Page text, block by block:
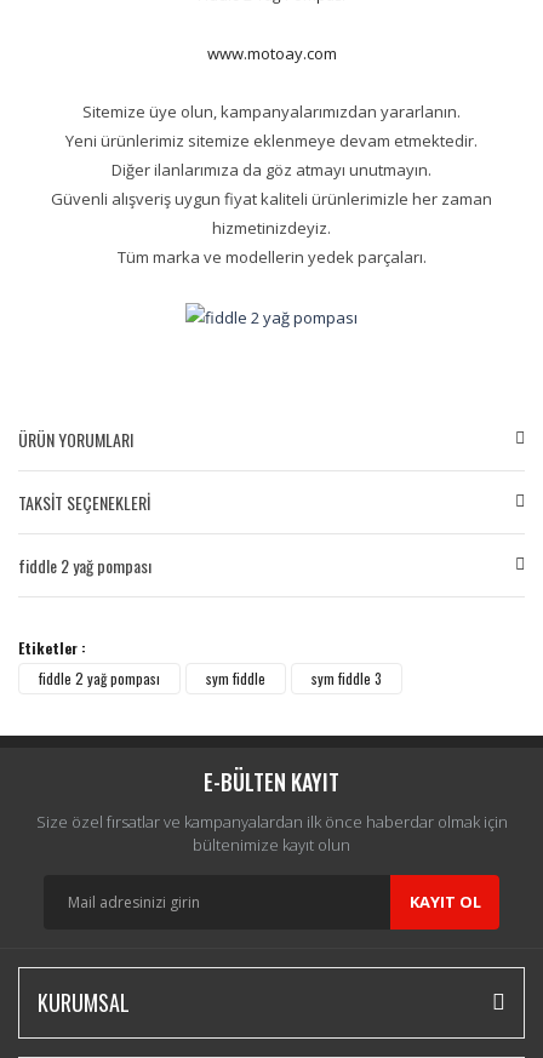
www.motoay.com
Sitemize üye olun, kampanyalarımızdan yararlanın.
Yeni ürünlerimiz sitemize eklenmeye devam etmektedir.
Diğer ilanlarımıza da göz atmayı unutmayın.
Güvenli alışveriş uygun fiyat kaliteli ürünlerimizle her zaman
hizmetinizdeyiz.
Tüm marka ve modellerin yedek parçaları.
ÜRÜN YORUMLARI
Yorum Yaz
TAKSİT SEÇENEKLERİ
fiddle 2 yağ pompası
Etiketler :
fiddle 2 yağ pompası
sym fiddle sym fiddle 3
E-BÜLTEN KAYIT
Size özel fırsatlar ve kampanyalardan ilk önce haberdar olmak için
bültenimize kayıt olun
KAYIT OL
KURUMSAL